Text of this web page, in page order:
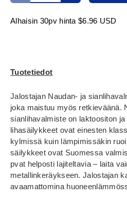
Alhaisin 30pv hinta $6.96 USD
Tuotetiedot
Jalostajan Naudan- ja
joka maistuu myös retkieväänä.
sianlihavalmiste on laktoositon
lihasäilykkeet ovat einesten
kylmissä kuin lämpimissäkin
säilykkeet ovat Suomessa
pvat helposti lajiteltavia – laita
metallinkeräykseen. Jalostajan
avaamattomina